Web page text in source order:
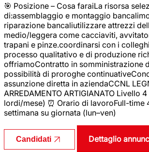
🎯 Posizione – Cosa faraiLa risorsa
di:assemblaggio e montaggio
riparazione bancaliutilizzare attrezzi
medio/leggera come cacciaviti,
trapani e pinze.coordinarsi con i
processo qualitativo e di produzione
offriamoContratto in somministrazione
possibilità di proroghe
assunzione diretta in aziendaCCNL
ARREDAMENTO ARTIGIANATO Livello
lordi/mese) ⏰ Orario di lavoroFull-time
settimana su giornata (lun–ven)
Candidati Dettaglio